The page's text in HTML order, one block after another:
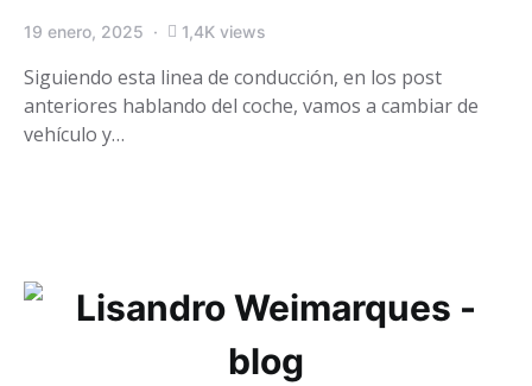
19 enero, 2025 1,4K views
Siguiendo esta linea de conducción, en los post
anteriores hablando del coche, vamos a cambiar de
vehículo y…